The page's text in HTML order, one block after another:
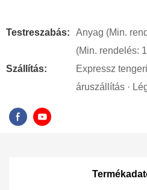
Testreszabás:
Anyag (Min.
(Min. rendelés:
Szállítás:
Expressz
áruszállítás ·